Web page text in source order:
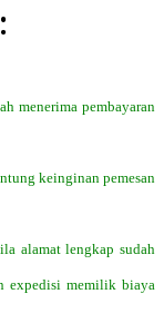
menerima pembayaran
keinginan pemesan
alamat lengkap sudah
expedisi memilik biaya